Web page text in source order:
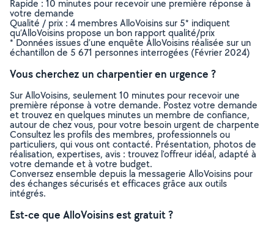
Rapide : 10 minutes pour recevoir une première réponse à
votre demande
Qualité / prix : 4 membres AlloVoisins sur 5* indiquent
qu’AlloVoisins propose un bon rapport qualité/prix
* Données issues d’une enquête AlloVoisins réalisée sur un
échantillon de 5 671 personnes interrogées (Février 2024)
Vous cherchez un charpentier en urgence ?
Sur AlloVoisins, seulement 10 minutes pour recevoir une
première réponse à votre demande. Postez votre demande
et trouvez en quelques minutes un membre de confiance,
autour de chez vous, pour votre besoin urgent de charpente
Consultez les profils des membres, professionnels ou
particuliers, qui vous ont contacté. Présentation, photos de
réalisation, expertises, avis : trouvez l'offreur idéal, adapté à
votre demande et à votre budget.
Conversez ensemble depuis la messagerie AlloVoisins pour
des échanges sécurisés et efficaces grâce aux outils
intégrés.
Est-ce que AlloVoisins est gratuit ?